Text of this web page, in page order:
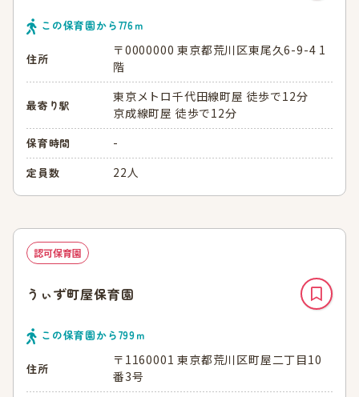
この保育園から776ｍ
住所
〒0000000 東京都荒川区東尾久6-9-4 1
階
最寄り駅
東京メトロ千代田線町屋 徒歩で12分
京成線町屋 徒歩で12分
保育時間 -
定員数 22人
認可保育園
うぃず町屋保育園
この保育園から799ｍ
住所
〒1160001 東京都荒川区町屋二丁目10
番3号